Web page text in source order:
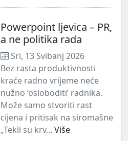
Powerpoint ljevica – PR,
a ne politika rada
Sri, 13 Svibanj 2026
Bez rasta produktivnosti
kraće radno vrijeme neće
nužno ‘osloboditi’ radnika.
Može samo stvoriti rast
cijena i pritisak na siromašne
„Tekli su krv... Više